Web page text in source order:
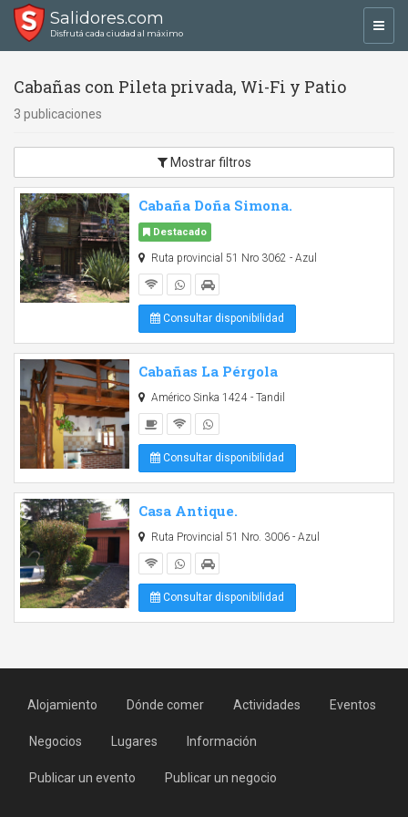
Salidores.com
Disfrutá cada ciudad al máximo
Cabañas con Pileta privada, Wi-Fi y Patio
3 publicaciones
Mostrar filtros
Cabaña Doña Simona.
Destacado
Ruta provincial 51 Nro 3062 - Azul
Consultar disponibilidad
Cabañas La Pérgola
Américo Sinka 1424 - Tandil
Consultar disponibilidad
Casa Antique.
Ruta Provincial 51 Nro. 3006 - Azul
Consultar disponibilidad
Alojamiento Dónde comer Actividades Eventos
Negocios Lugares Información
Publicar un evento Publicar un negocio